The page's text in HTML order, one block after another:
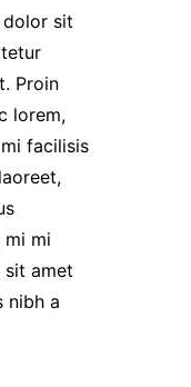
dolor sit
Proin
lorem,
facilisis
mi mi
sit amet
nibh a